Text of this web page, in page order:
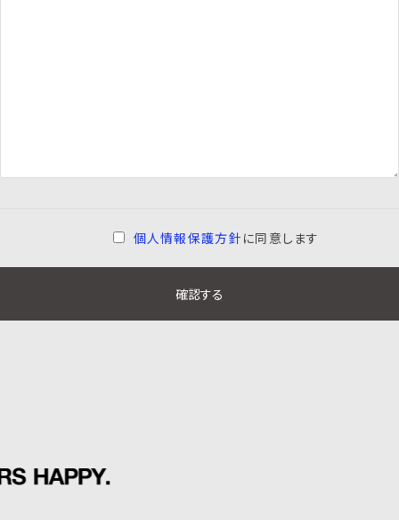
個人情報保護方針 に同意します